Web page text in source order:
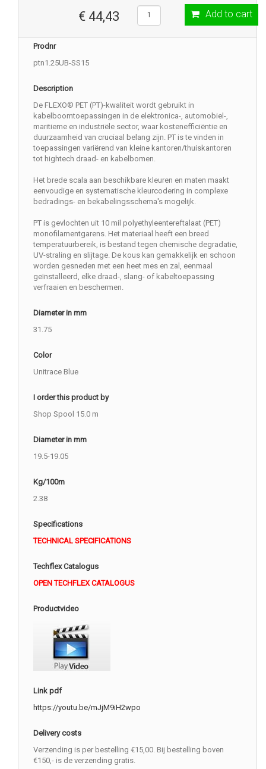
€ 44,43 Add to cart
Prodnr
ptn1.25UB-SS15
Description
De FLEXO® PET (PT)-kwaliteit wordt gebruikt in
kabelboomtoepassingen in de elektronica-, automobiel-,
maritieme en industriële sector, waar kostenefficiëntie en
duurzaamheid van cruciaal belang zijn. PT is te vinden in
toepassingen variërend van kleine kantoren/thuiskantoren
tot hightech draad- en kabelbomen.
Het brede scala aan beschikbare kleuren en maten maakt
eenvoudige en systematische kleurcodering in complexe
bedradings- en bekabelingsschema's mogelijk.
PT is gevlochten uit 10 mil polyethyleentereftalaat (PET)
monofilamentgarens. Het materiaal heeft een breed
temperatuurbereik, is bestand tegen chemische degradatie,
UV-straling en slijtage. De kous kan gemakkelijk en schoon
worden gesneden met een heet mes en zal, eenmaal
geïnstalleerd, elke draad-, slang- of kabeltoepassing
verfraaien en beschermen.
Diameter in mm
31.75
Color
Unitrace Blue
I order this product by
Shop Spool 15.0 m
Diameter in mm
19.5-19.05
Kg/100m
2.38
Specifications
TECHNICAL SPECIFICATIONS
Techflex Catalogus
OPEN TECHFLEX CATALOGUS
Productvideo
Link pdf
https://youtu.be/mJjM9iH2wpo
Delivery costs
Verzending is per bestelling €15,00. Bij bestelling boven
€150,- is de verzending gratis.